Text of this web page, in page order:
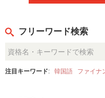
フリーワード検索
注目キーワード: 韓国語 ファイナ